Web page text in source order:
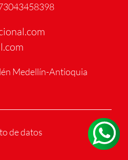
Medellín-Antioquia
de datos